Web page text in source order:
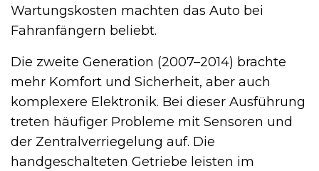
Wartungskosten machten das Auto bei
Fahranfängern beliebt.
Die zweite Generation (2007–2014) brachte
mehr Komfort und Sicherheit, aber auch
komplexere Elektronik. Bei dieser Ausführung
treten häufiger Probleme mit Sensoren und
der Zentralverriegelung auf. Die
handgeschalteten Getriebe leisten im